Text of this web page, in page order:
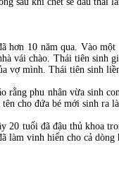
hơn 10 năm qua. Vào
vái chào. Thái tiên
vợ mình. Thái tiên sinh
rằng phu nhân vừa sinh
cho đứa bé mới sinh ra
20 tuổi đã đậu thủ khoa
làm vinh hiển cho cả dòng